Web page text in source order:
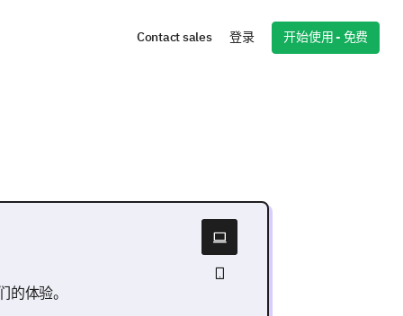
Contact sales 登录 开始使用 - 免费
体验。